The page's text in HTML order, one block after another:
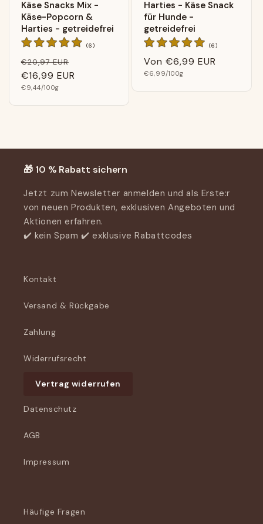
Käse Snacks Mix -
Käse-Popcorn &
Harties - getreidefrei
(6)6
Normaler
Preis
€20,97 EUR
€16,99 EUR
Grundpreis
€9,44/100g
Harties - Käse Snack
für Hunde -
getreidefrei
(6)6
Normaler
Preis
Von €6,99 EUR
Grundpreis
€6,99/100g
🎁 10 % Rabatt sichern
Jetzt zum Newsletter anmelden und als Erste:r
von neuen Produkten, exklusiven Angeboten und
Aktionen erfahren.
✔️ kein Spam ✔️ exklusive Rabattcodes
Kontakt
Versand & Rückgabe
Zahlung
Widerrufsrecht
Vertrag widerrufen
Datenschutz
AGB
Impressum
Häufige Fragen